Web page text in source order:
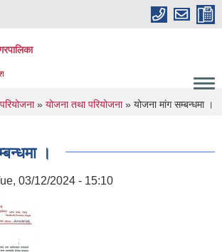
» योजना तथा परियोजना» योजना मांग सम्बन्धमा ।
।
03/12/2024 - 15:10